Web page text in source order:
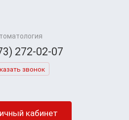
272-02-07
звонок
кабинет